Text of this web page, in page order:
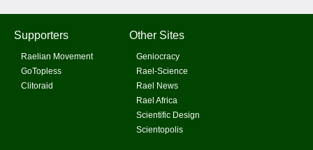
Supporters
Raelian Movement
GoTopless
Clitoraid
Other Sites
Geniocracy
Rael-Science
Rael News
Rael Africa
Scientific Design
Scientopolis